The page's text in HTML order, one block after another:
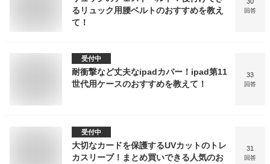
るリュック用腰ベルトのおすすめを教え
て！
回答
受付中
耐衝撃など丈夫なipadカバー！ipad第11
世代用ケースのおすすめを教えて！
33
回答
受付中
大切なカードを保護するUVカットのトレ
カスリーブ！まとめ買いできる人気のお
31
回答